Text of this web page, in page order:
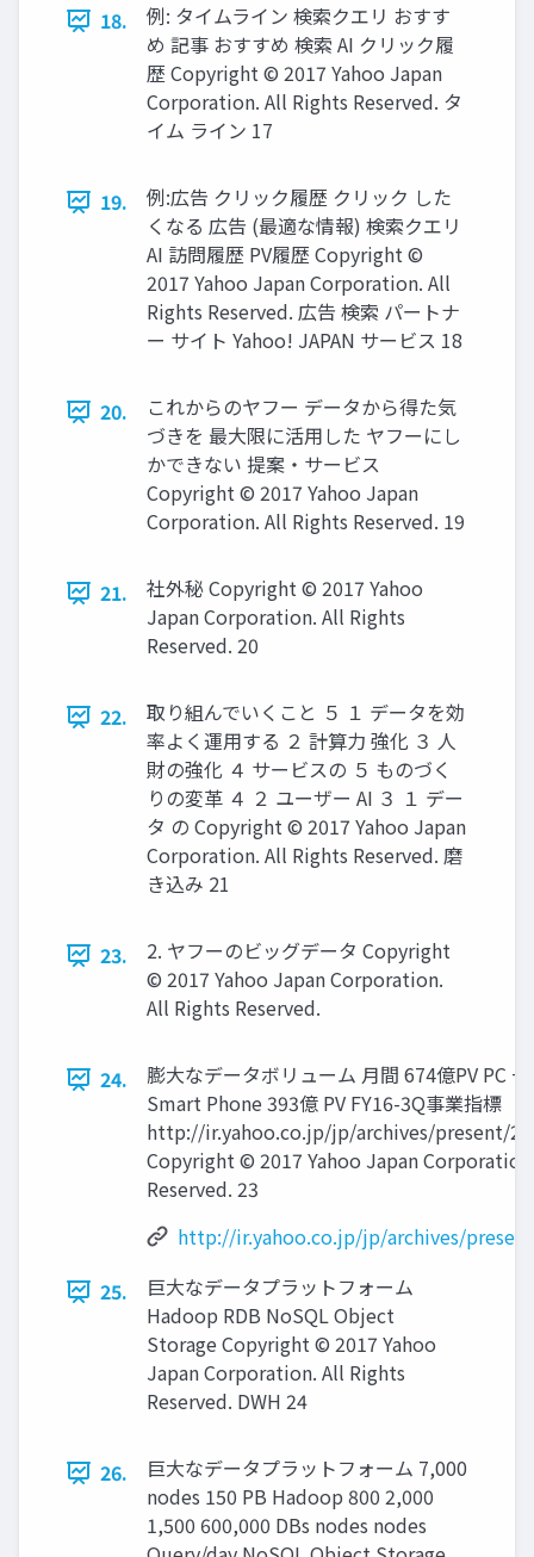
18.
例: タイムライン 検索クエリ おすす
め 記事 おすすめ 検索 AI クリック履
歴 Copyright © 2017 Yahoo Japan
Corporation. All Rights Reserved. タ
イム ライン 17
19.
例:広告 クリック履歴 クリック した
くなる 広告 (最適な情報) 検索クエリ
AI 訪問履歴 PV履歴 Copyright ©
2017 Yahoo Japan Corporation. All
Rights Reserved. 広告 検索 パートナ
ー サイト Yahoo! JAPAN サービス 18
20.
これからのヤフー データから得た気
づきを 最大限に活用した ヤフーにし
かできない 提案・サービス
Copyright © 2017 Yahoo Japan
Corporation. All Rights Reserved. 19
21.
社外秘 Copyright © 2017 Yahoo
Japan Corporation. All Rights
Reserved. 20
22.
取り組んでいくこと ５ １ データを効
率よく運用する ２ 計算力 強化 ３ 人
財の強化 ４ サービスの ５ ものづく
りの変革 ４ ２ ユーザー AI ３ １ デー
タ の Copyright © 2017 Yahoo Japan
Corporation. All Rights Reserved. 磨
き込み 21
23.
2. ヤフーのビッグデータ Copyright
© 2017 Yahoo Japan Corporation.
All Rights Reserved.
24.
膨大なデータボリューム 月間 674億PV PC +
Smart Phone 393億 PV FY16-3Q事業指標
http://ir.yahoo.co.jp/jp/archives/present/
Copyright © 2017 Yahoo Japan
Reserved. 23
http://ir.yahoo.co.jp/jp/archives/
25.
巨大なデータプラットフォーム
Hadoop RDB NoSQL Object
Storage Copyright © 2017 Yahoo
Japan Corporation. All Rights
Reserved. DWH 24
26.
巨大なデータプラットフォーム 7,000
nodes 150 PB Hadoop 800 2,000
1,500 600,000 DBs nodes nodes